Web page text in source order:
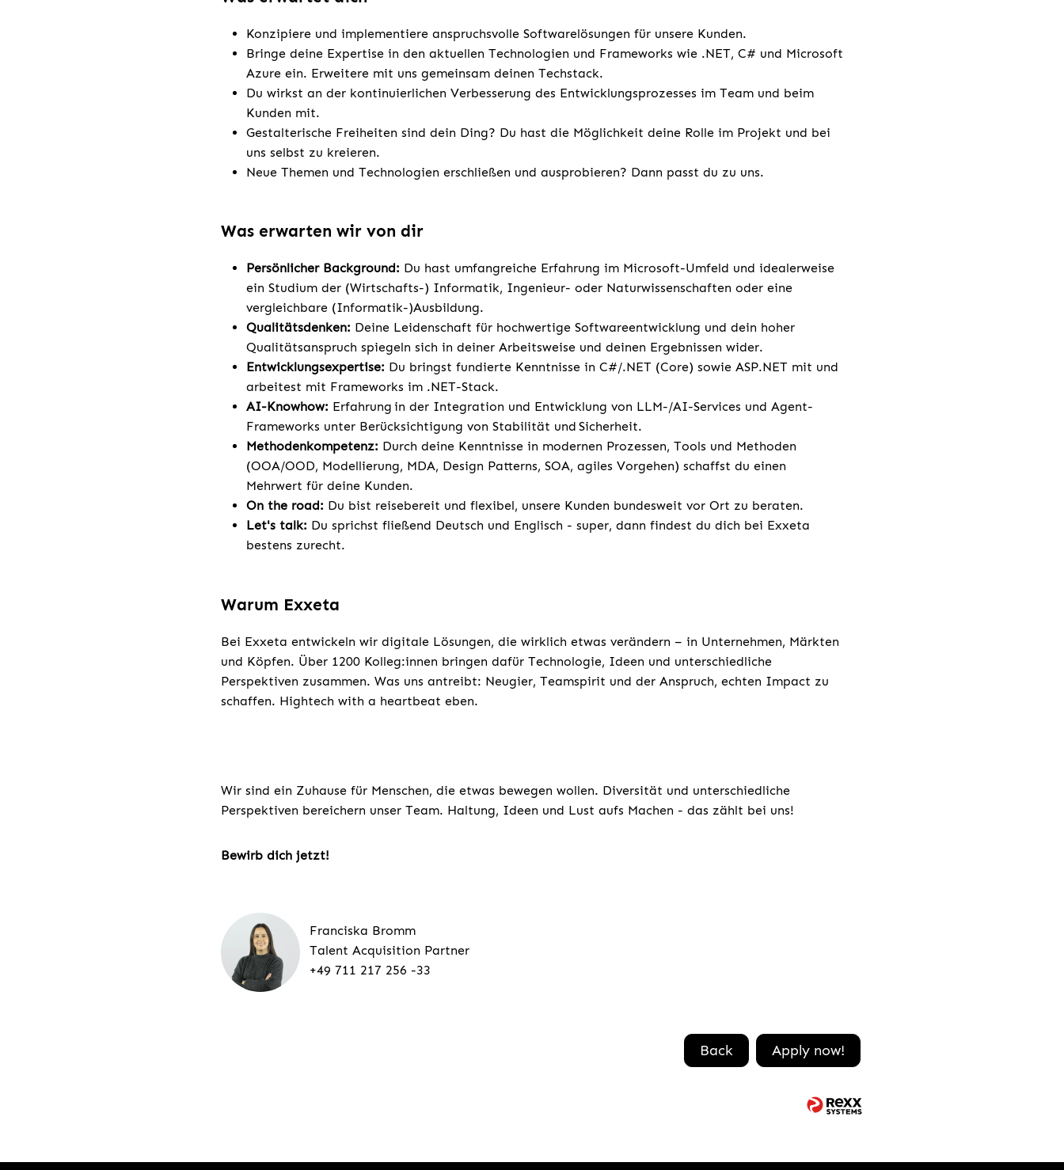
Konzipiere und implementiere anspruchsvolle Softwarelösungen für unsere Kunden.
Bringe deine Expertise in den aktuellen Technologien und Frameworks wie .NET, C# und Microsoft
Azure ein. Erweitere mit uns gemeinsam deinen Techstack.
Du wirkst an der kontinuierlichen Verbesserung des Entwicklungsprozesses im Team und beim
Kunden mit.
Gestalterische Freiheiten sind dein Ding? Du hast die Möglichkeit deine Rolle im Projekt und bei
uns selbst zu kreieren.
Neue Themen und Technologien erschließen und ausprobieren? Dann passt du zu uns.
Was erwarten wir von dir
Persönlicher Background: Du hast umfangreiche Erfahrung im Microsoft-Umfeld und idealerweise
ein Studium der (Wirtschafts-) Informatik, Ingenieur- oder Naturwissenschaften oder eine
vergleichbare (Informatik-)Ausbildung.
Qualitätsdenken: Deine Leidenschaft für hochwertige Softwareentwicklung und dein hoher
Qualitätsanspruch spiegeln sich in deiner Arbeitsweise und deinen Ergebnissen wider.
Entwicklungsexpertise: Du bringst fundierte Kenntnisse in C#/.NET (Core) sowie ASP.NET mit und
arbeitest mit Frameworks im .NET-Stack.
AI-Knowhow: Erfahrung in der Integration und Entwicklung von LLM-/AI-Services und Agent-
Frameworks unter Berücksichtigung von Stabilität und Sicherheit.
Methodenkompetenz: Durch deine Kenntnisse in modernen Prozessen, Tools und Methoden
(OOA/OOD, Modellierung, MDA, Design Patterns, SOA, agiles Vorgehen) schaffst du einen
Mehrwert für deine Kunden.
On the road: Du bist reisebereit und flexibel, unsere Kunden bundesweit vor Ort zu beraten.
Let's talk: Du sprichst fließend Deutsch und Englisch - super, dann findest du dich bei Exxeta
bestens zurecht.
Warum Exxeta
Bei Exxeta entwickeln wir digitale Lösungen, die wirklich etwas verändern – in Unternehmen, Märkten
und Köpfen. Über 1200 Kolleg:innen bringen dafür Technologie, Ideen und unterschiedliche
Perspektiven zusammen. Was uns antreibt: Neugier, Teamspirit und der Anspruch, echten Impact zu
schaffen. Hightech with a heartbeat eben.
Wir sind ein Zuhause für Menschen, die etwas bewegen wollen. Diversität und unterschiedliche
Perspektiven bereichern unser Team. Haltung, Ideen und Lust aufs Machen - das zählt bei uns!
Bewirb dich jetzt!
Franciska Bromm
Talent Acquisition Partner
+49 711 217 256 -33
Back Apply now!